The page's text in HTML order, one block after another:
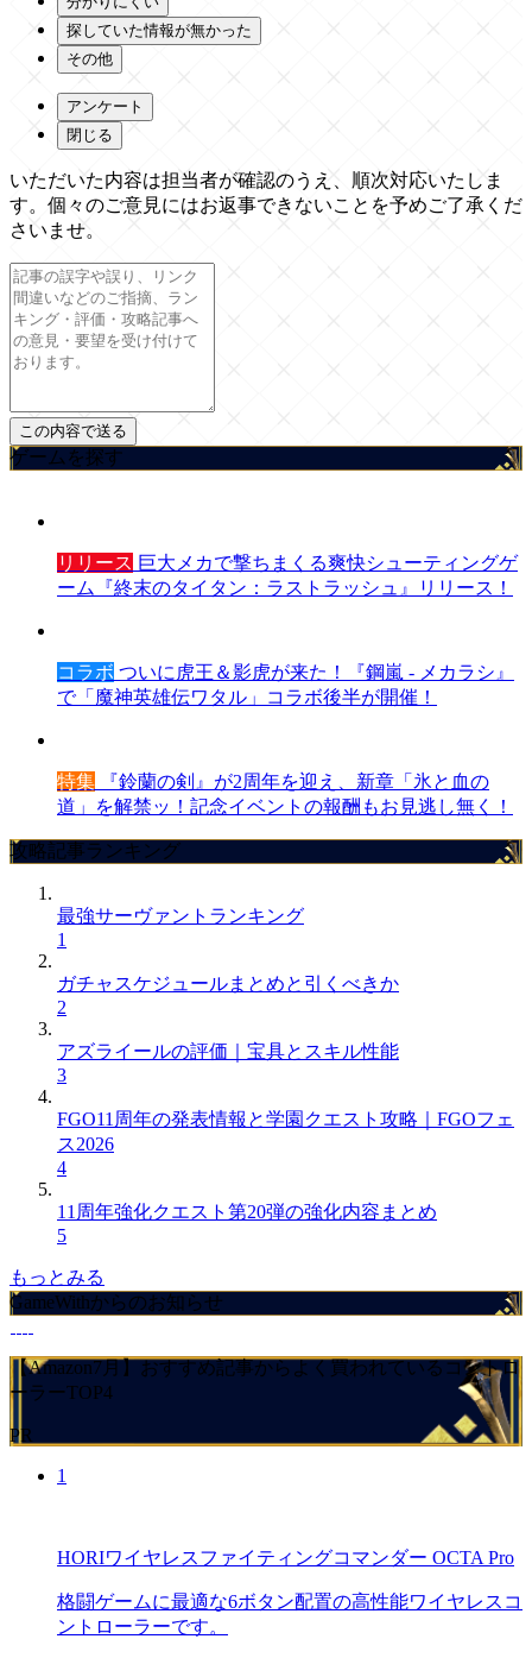
探していた情報が無かった
その他
アンケート
閉じる
いただいた内容は担当者が確認のうえ、順次対応いたしま
す。個々のご意見にはお返事できないことを予めご了承くだ
さいませ。
ゲームを探す
リリース 巨大メカで撃ちまくる爽快シューティングゲ
ーム『終末のタイタン：ラストラッシュ』リリース！
コラボ ついに虎王＆影虎が来た！『鋼嵐 - メカラシ』
で「魔神英雄伝ワタル」コラボ後半が開催！
特集 『鈴蘭の剣』が2周年を迎え、新章「氷と血の
道」を解禁ッ！記念イベントの報酬もお見逃し無く！
攻略記事ランキング
最強サーヴァントランキング
1
ガチャスケジュールまとめと引くべきか
2
アズライールの評価｜宝具とスキル性能
3
FGO11周年の発表情報と学園クエスト攻略｜FGOフェ
ス2026
4
11周年強化クエスト第20弾の強化内容まとめ
5
もっとみる
GameWithからのお知らせ
【Amazon7月】おすすめ記事からよく買われているコントロ
ーラーTOP4
PR
1
HORIワイヤレスファイティングコマンダー OCTA Pro
格闘ゲームに最適な6ボタン配置の高性能ワイヤレスコ
ントローラーです。